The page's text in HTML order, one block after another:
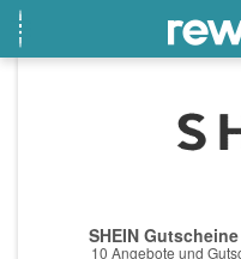
Lieferando
Beste
Top
Beste
Top
SHEIN
10 Angebote und